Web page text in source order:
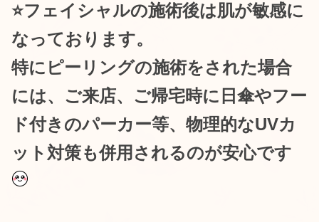
⭐️フェイシャルの施術後は肌が敏感に
なっております。
特にピーリングの施術をされた場合
には、ご来店、ご帰宅時に日傘やフー
ド付きのパーカー等、物理的なUVカ
ット対策も併用されるのが安心です